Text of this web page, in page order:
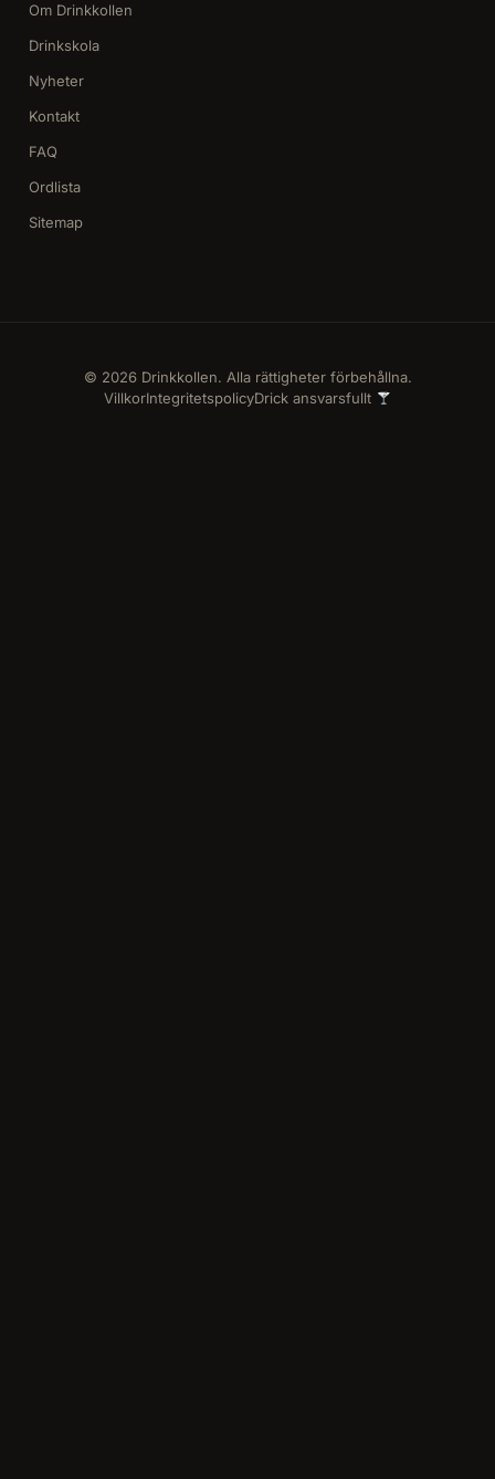
Om Drinkkollen
Drinkskola
Nyheter
Kontakt
FAQ
Ordlista
Sitemap
VillkorIntegritetspolicyDrick ansvarsfullt
© 2026 Drinkkollen. Alla rättigheter förbehållna.